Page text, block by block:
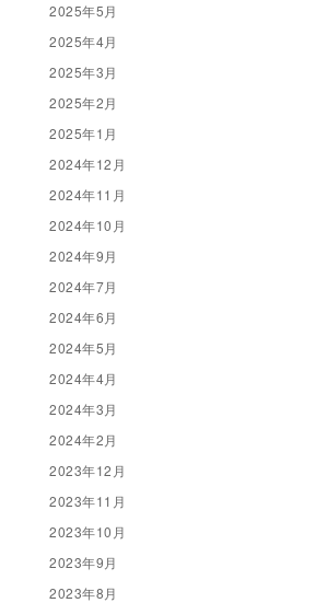
2025年5月
2025年4月
2025年3月
2025年2月
2025年1月
2024年12月
2024年11月
2024年10月
2024年9月
2024年7月
2024年6月
2024年5月
2024年4月
2024年3月
2024年2月
2023年12月
2023年11月
2023年10月
2023年9月
2023年8月